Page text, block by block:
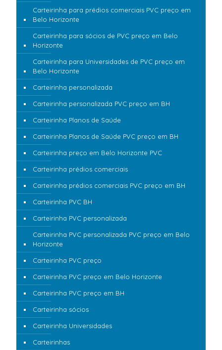
Carteirinha para prédios comerciais PVC preço em
Belo Horizonte
Carteirinha para sócios de PVC preço em Belo
Horizonte
Carteirinha para Universidades de PVC preço em
Belo Horizonte
Carteirinha personalizada
Carteirinha personalizada PVC preço em BH
Carteirinha Planos de Saúde
Carteirinha Planos de Saúde PVC preço em BH
Carteirinha preço em Belo Horizonte PVC
Carteirinha prédios comerciais
Carteirinha prédios comerciais PVC preço em BH
Carteirinha PVC BH
Carteirinha PVC personalizada
Carteirinha PVC personalizada PVC preço em Belo
Horizonte
Carteirinha PVC preço
Carteirinha PVC preço em Belo Horizonte
Carteirinha PVC preço em BH
Carteirinha sócios
Carteirinha Universidades
Carteirinhas